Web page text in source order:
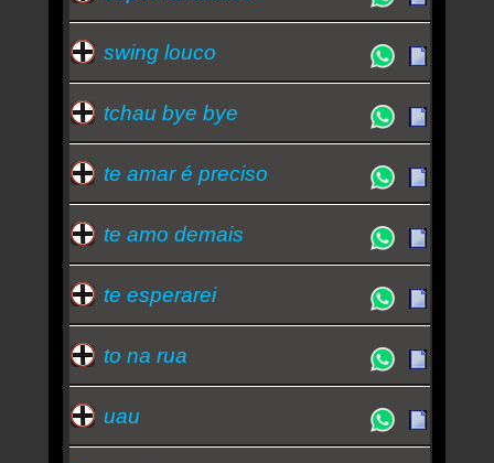
swing louco
tchau bye bye
te amar é preciso
te amo demais
te esperarei
to na rua
uau